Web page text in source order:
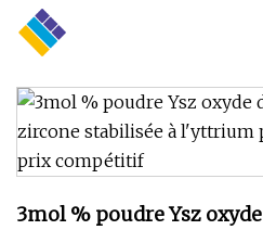
3mol % poudre Ysz